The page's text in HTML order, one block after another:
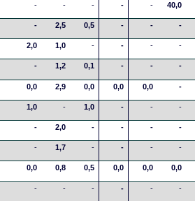
- - - - - 40,0
- 2,5 0,5 - - -
2,0 1,0 - - - -
- 1,2 0,1 - - -
0,0 2,9 0,0 0,0 0,0 -
1,0 - 1,0 - - -
- 2,0 - - - -
- 1,7 - - - -
0,0 0,8 0,5 0,0 0,0 0,0
- - - - - -